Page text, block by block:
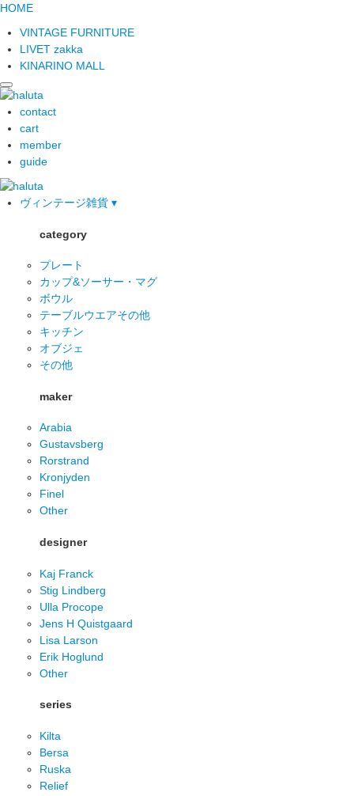
HOME
VINTAGE FURNITURE
LIVET zakka
KINARINO MALL
contact
cart
member
guide
ヴィンテージ雑貨 ▾
category
プレート
カップ&ソーサー・マグ
ボウル
テーブルウエアその他
キッチン
オブジェ
その他
maker
Arabia
Gustavsberg
Rorstrand
Kronjyden
Finel
Other
designer
Kaj Franck
Stig Lindberg
Ulla Procope
Jens H Quistgaard
Lisa Larson
Erik Hoglund
Other
series
Kilta
Bersa
Ruska
Relief